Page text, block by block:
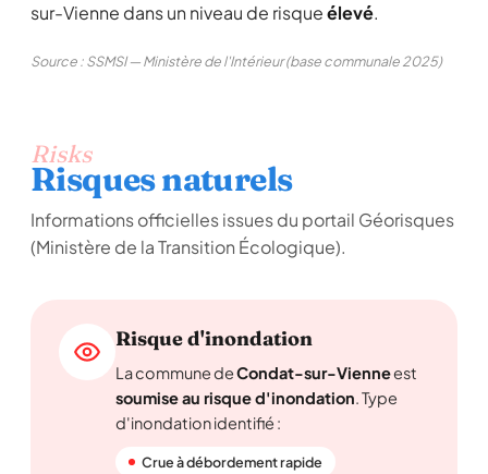
sur-Vienne dans un niveau de risqueélevé.
Source : SSMSI — Ministère de l'Intérieur (base communale 2025)
Risks
Risques naturels
Informations officielles issues du portail Géorisques
(Ministère de la Transition Écologique).
Risque d'inondation
La commune deCondat-sur-Vienneest
soumise au risque d'inondation. Type
d'inondation identifié :
Crue à débordement rapide